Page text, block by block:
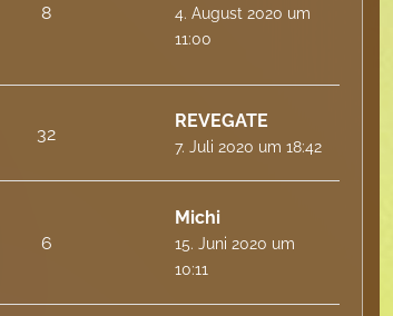
8
4. August 2020 um
11:00
32
REVEGATE
7. Juli 2020 um 18:42
6
Michi
15. Juni 2020 um
10:11